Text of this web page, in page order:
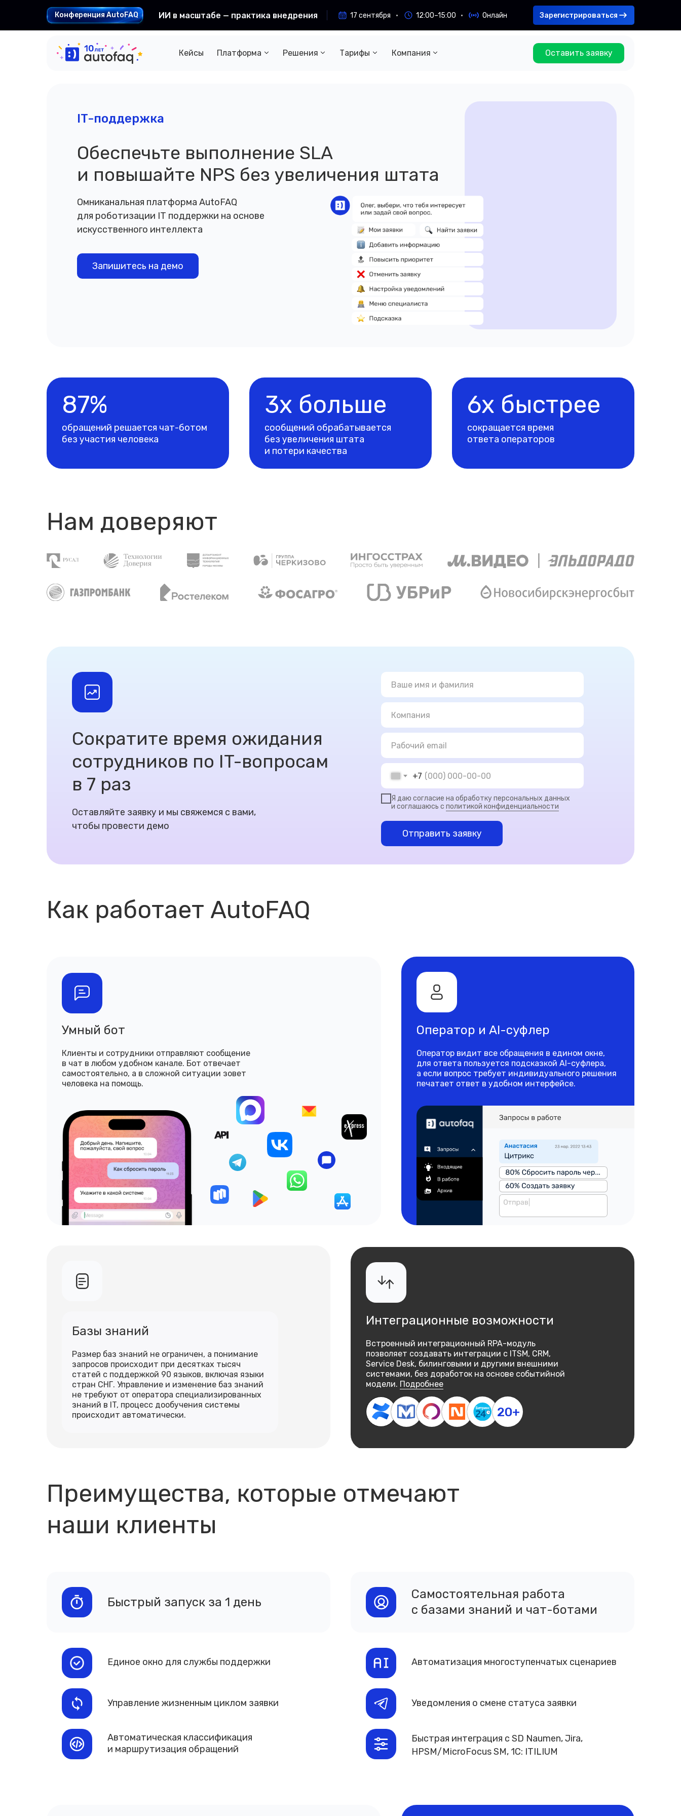
12:00–15:00 Онлайн
17 сентября
Конференция AutoFAQ Зарегистрироваться
ИИ в масштабе — практика внедрения
Оставить заявку
Кейсы Платформа Решения Тарифы Компания
Омниканальная платформа AutoFAQ
для роботизации IT поддержки на основе
искусственного интеллекта
Запишитесь на демо
Обеспечьте выполнение SLA
и повышайте NPS без увеличения штата
IT-поддержка
3х больше
сообщений обрабатывается
без увеличения штата
и потери качества
обращений решается чат-ботом
без участия человека
87% 6х быстрее
сокращается время
ответа операторов
Нам доверяют
+7
Я даю согласие на обработку персональных данных
и соглашаюсь с политикой конфиденциальности
Отправить заявку
Сократите время ожидания
сотрудников по IT-вопросам
в 7 раз
Оставляйте заявку и мы свяжемся с вами,
чтобы провести демо
Как работает AutoFAQ
Оператор и AI-суфлер
Оператор видит все обращения в едином окне,
для ответа пользуется подсказкой AI-суфлера,
а если вопрос требует индивидуального решения
печатает ответ в удобном интерфейсе.
Клиенты и сотрудники отправляют сообщение
в чат в любом удобном канале. Бот отвечает
самостоятельно, а в сложной ситуации зовет
человека на помощь.
Умный бот
Базы знаний
Размер баз знаний не ограничен, а понимание
запросов происходит при десятках тысяч
статей с поддержкой 90 языков, включая языки
стран СНГ. Управление и изменение баз знаний
не требуют от оператора специализированных
знаний в IT, процесс дообучения системы
происходит автоматически.
Встроенный интеграционный RPA-модуль
позволяет создавать интеграции с ITSM, CRM,
Service Desk, билинговыми и другими внешними
системами, без доработок на основе событийной
модели. Подробнее
Интеграционные возможности
20+
Преимущества, которые отмечают
наши клиенты
Единое окно для службы поддержки
Автоматическая классификация
и маршрутизация обращений
Управление жизненным циклом заявки
Автоматизация многоступенчатых сценариев
Уведомления о смене статуса заявки
Быстрая интеграция с SD Naumen, Jira,
HPSM/MicroFocus SM, 1C: ITILIUM
Быстрый запуск за 1 день
Самостоятельная работа
с базами знаний и чат-ботами